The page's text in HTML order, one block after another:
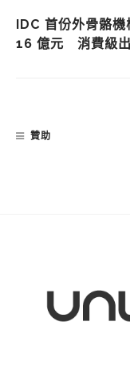
IDC 首份外骨骼
16 億元 消費級
贊助